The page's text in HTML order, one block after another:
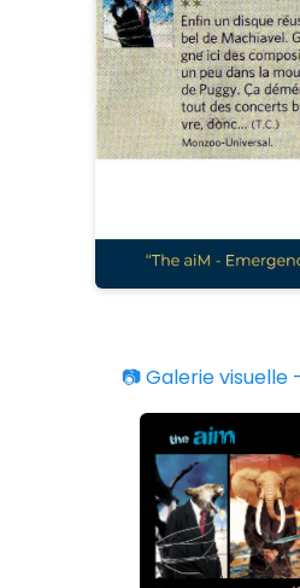
📷 Galerie visuelle